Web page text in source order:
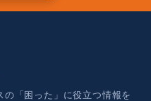
「困った」に役立つ情報を